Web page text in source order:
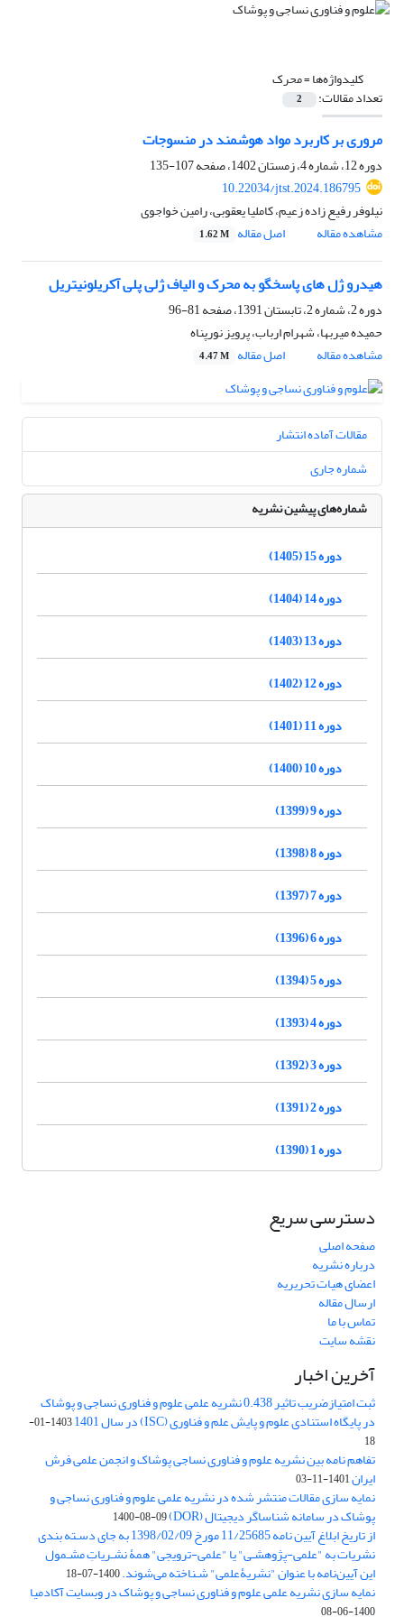
کلیدواژه‌ها =محرک
تعداد مقالات: 2
مروری بر کاربرد مواد هوشمند در منسوجات
دوره 12، شماره 4، زمستان 1402، صفحه
107-135
10.22034/jtst.2024.186795
نیلوفر رفیع زاده زعیم، کاملیا یعقوبی، رامین خواجوی
مشاهده مقاله
اصل مقاله 1.62 M
هیدرو ژل های پاسخگو به محرک و الیاف ژلی پلی آکریلونیتریل
دوره 2، شماره 2، تابستان 1391، صفحه
81-96
حمیده میربها، شهرام ارباب، پرویز نورپناه
مشاهده مقاله
اصل مقاله 4.47 M
مقالات آماده انتشار
شماره جاری
شماره‌های پیشین نشریه
دوره 15 (1405)
دوره 14 (1404)
دوره 13 (1403)
دوره 12 (1402)
دوره 11 (1401)
دوره 10 (1400)
دوره 9 (1399)
دوره 8 (1398)
دوره 7 (1397)
دوره 6 (1396)
دوره 5 (1394)
دوره 4 (1393)
دوره 3 (1392)
دوره 2 (1391)
دوره 1 (1390)
دسترسی سریع
صفحه اصلی
درباره نشریه
اعضای هیات تحریریه
ارسال مقاله
تماس با ما
نقشه سایت
آخرین اخبار
ثبت امتیازضریب تاثیر 0.438 نشریه علمی علوم و فناوری نساجی و پوشاک
در پایگاه استنادی علوم و پایش علم و فناوری (ISC) در سال 1401
1403-01-
18
تفاهم نامه بین نشریه علوم و فناوری نساجی پوشاک و انجمن علمی فرش
ایران1401-11-03
نمایه سازی مقالات منتشر شده در نشریه علمی علوم و فناوری نساجی و
پوشاک در سامانه شناساگر دیجیتال (DOR) 1400-08-09
از تاریخ ابلاغ آیین نامه 11/25685 مورخ 1398/02/09 به جای دسـته بندی
نشریات به "علمی-پژوهشـی" یا "علمی-ترویجی" همۀ نشـریاتِ مشـمول
این آیین‌نامه با عنوان "نشریۀعلمی" شـناخته می‌شوند.1400-07-18
نمایه سازی نشریه علمی علوم و فناوری نساجی و پوشاک در وبسایت آکادمیا
1400-06-08